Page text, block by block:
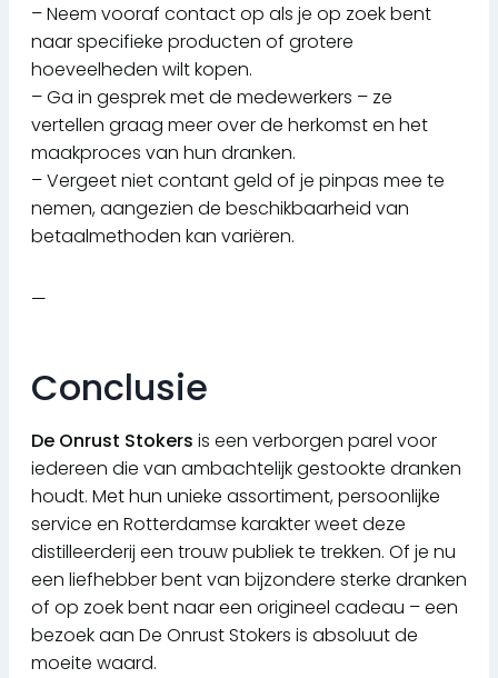
– Neem vooraf contact op als je op zoek bent
naar specifieke producten of grotere
hoeveelheden wilt kopen.
– Ga in gesprek met de medewerkers – ze
vertellen graag meer over de herkomst en het
maakproces van hun dranken.
– Vergeet niet contant geld of je pinpas mee te
nemen, aangezien de beschikbaarheid van
betaalmethoden kan variëren.
—
Conclusie
De Onrust Stokers is een verborgen parel voor
iedereen die van ambachtelijk gestookte dranken
houdt. Met hun unieke assortiment, persoonlijke
service en Rotterdamse karakter weet deze
distilleerderij een trouw publiek te trekken. Of je nu
een liefhebber bent van bijzondere sterke dranken
of op zoek bent naar een origineel cadeau – een
bezoek aan De Onrust Stokers is absoluut de
moeite waard.